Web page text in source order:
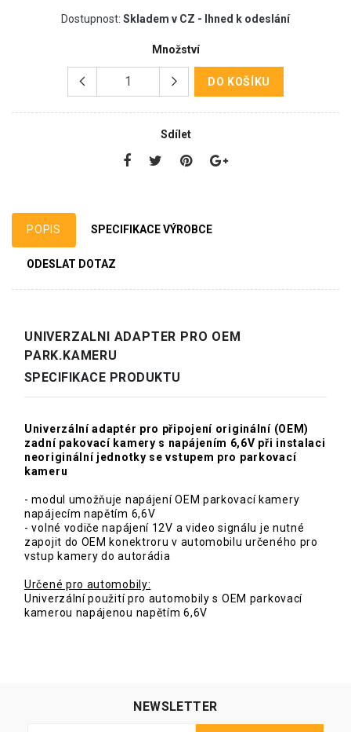
Dostupnost: Skladem v CZ - Ihned k odeslání
Množství
DO KOŠÍKU
Sdílet
POPIS SPECIFIKACE VÝROBCE
ODESLAT DOTAZ
UNIVERZALNI ADAPTER PRO OEM
PARK.KAMERU
SPECIFIKACE PRODUKTU
Univerzální adaptér pro připojení originální (OEM)
zadní pakovací kamery s napájením 6,6V při instalaci
neoriginální jednotky se vstupem pro parkovací
kameru
- modul umožňuje napájení OEM parkovací kamery
napájecím napětím 6,6V
- volné vodiče napájení 12V a video signálu je nutné
zapojit do OEM konektroru v automobilu určeného pro
vstup kamery do autorádia
Určené pro automobily:
Univerzální použití pro automobily s OEM parkovací
kamerou napájenou napětím 6,6V
NEWSLETTER